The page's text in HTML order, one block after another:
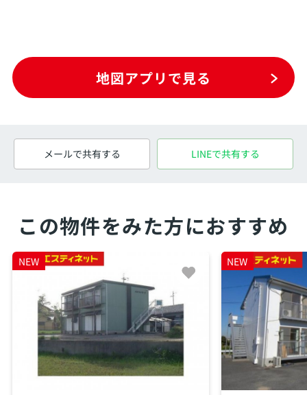
地図アプリで見る
メールで共有する LINEで共有する
この物件をみた方におすすめ
NEW NEW